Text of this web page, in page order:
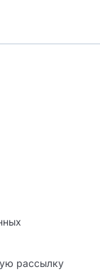
рассылку